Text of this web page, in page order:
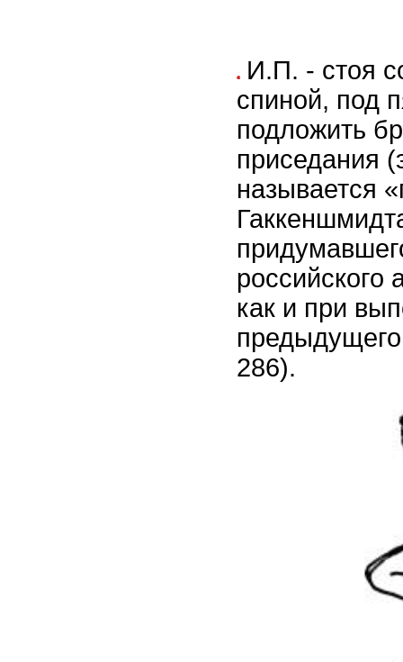
И.П. - стоя
спиной, под
подложить
приседания
называется
российского
как и при
286).